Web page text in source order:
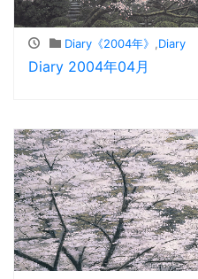
Diary《2004年》 Diary
Diary 2004年04月